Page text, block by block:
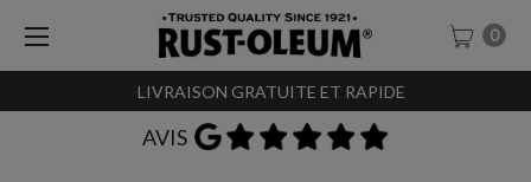
LIVRAISON GRATUITE ET RAPIDE
0
AVIS